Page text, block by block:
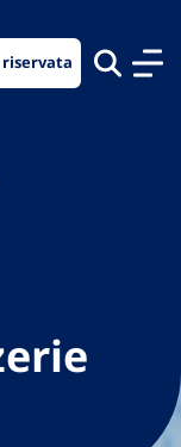
riservata